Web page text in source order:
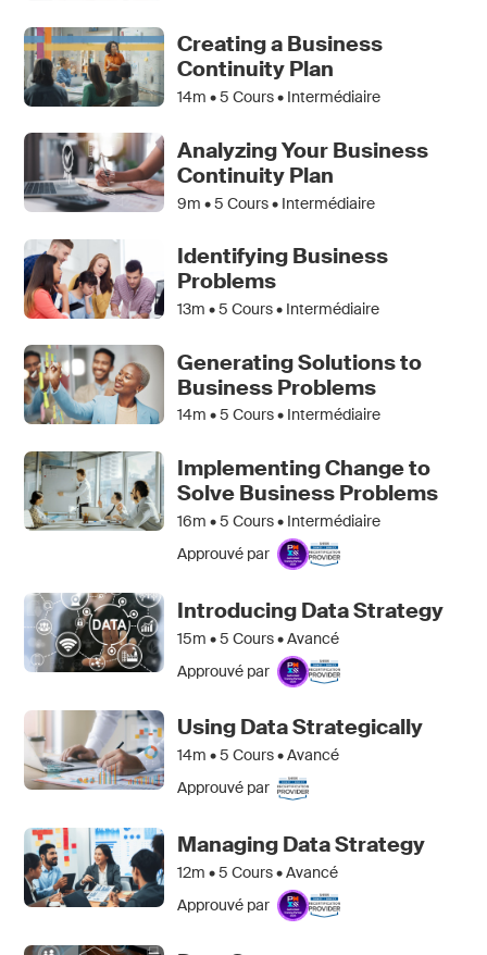
Creating a Business
Continuity Plan
14m •5 Cours • Intermédiaire
Analyzing Your Business
Continuity Plan
9m •5 Cours • Intermédiaire
Identifying Business
Problems
13m •5 Cours • Intermédiaire
Generating Solutions to
Business Problems
14m •5 Cours • Intermédiaire
Implementing Change to
Solve Business Problems
16m •5 Cours • Intermédiaire
Approuvé par
Introducing Data Strategy
15m •5 Cours • Avancé
Approuvé par
Using Data Strategically
14m •5 Cours • Avancé
Approuvé par
Managing Data Strategy
12m •5 Cours • Avancé
Approuvé par